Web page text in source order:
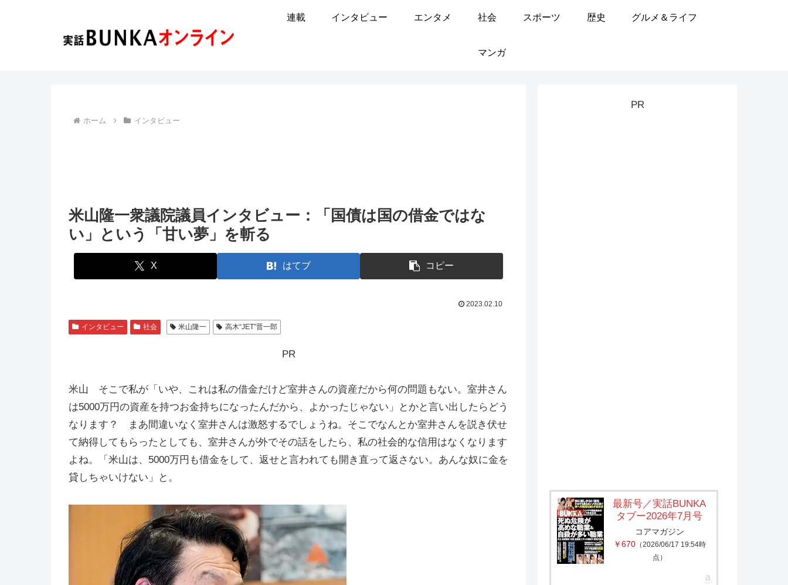
連載 インタビュー エンタメ 社会 スポーツ 歴史 グルメ＆ライフ
マンガ
ホーム インタビュー
米山隆一衆議院議員インタビュー：「国債は国の借金ではな
い」という「甘い夢」を斬る
X はてブ コピー
2023.02.10
インタビュー 社会 米山隆一 高木“JET”晋一郎
PR
米山 そこで私が「いや、これは私の借金だけど室井さんの資産だから何の問題もない。室井さん
は5000万円の資産を持つお金持ちになったんだから、よかったじゃない」とかと言い出したらどう
なります？ まあ間違いなく室井さんは激怒するでしょうね。そこでなんとか室井さんを説き伏せ
て納得してもらったとしても、室井さんが外でその話をしたら、私の社会的な信用はなくなります
よね。「米山は、5000万円も借金をして、返せと言われても開き直って返さない。あんな奴に金を
貸しちゃいけない」と。
PR
最新号／実話BUNKA
タブー2026年7月号
コアマガジン
￥670（2026/06/17 19:54時
点）